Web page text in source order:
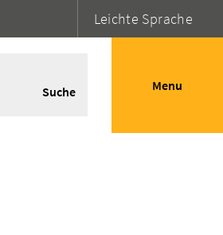
Leichte Sprache
Suche Menu